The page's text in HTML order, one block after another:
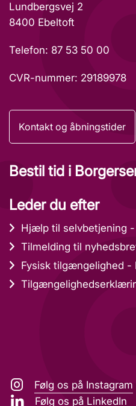
Lundbergsvej 2
8400 Ebeltoft
Telefon: 87 53 50 00
CVR-nummer: 29189978
Kontakt og åbningstider
Bestil tid i
Leder du efter
Hjælp til selvbetjening
Tilmelding til
Fysisk tilgængelighed -
Følg os på Instagram
Følg os på LinkedIn